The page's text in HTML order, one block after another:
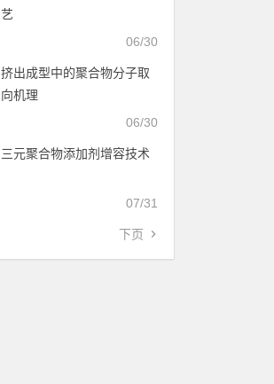
艺
06/30
挤出成型中的聚合物分子取
向机理
06/30
三元聚合物添加剂增容技术
07/31
下页